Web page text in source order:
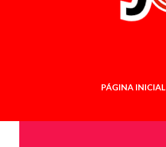
PÁGINA INICIAL